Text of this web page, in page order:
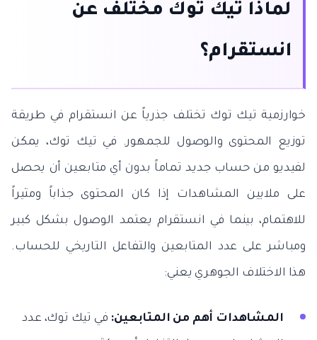
لماذا تيك توك مختلف عن
انستقرام؟
خوارزمية تيك توك تختلف جذرياً عن انستقرام في طريقة
توزيع المحتوى والوصول للجمهور. في تيك توك، يمكن
لفيديو من حساب جديد تماماً بدون أي متابعين أن يحصل
على ملايين المشاهدات إذا كان المحتوى جذاباً ومثيراً
للاهتمام، بينما في انستقرام يعتمد الوصول بشكل كبير
ومباشر على عدد المتابعين والتفاعل التاريخي للحساب.
هذا الاختلاف الجوهري يعني:
المشاهدات أهم من المتابعين: في تيك توك، عدد